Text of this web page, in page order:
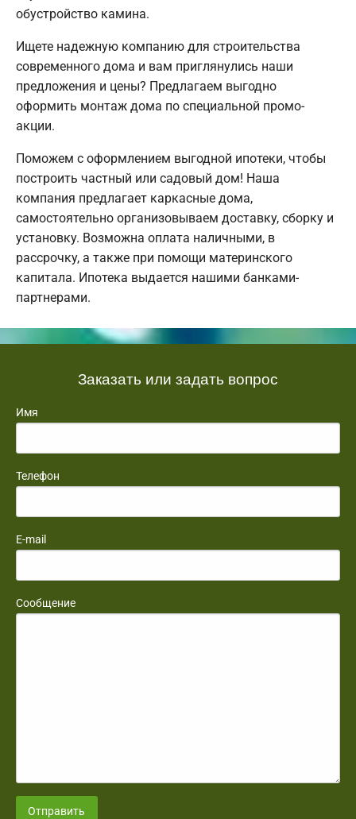
обустройство камина.
Ищете надежную компанию для строительства
современного дома и вам приглянулись наши
предложения и цены? Предлагаем выгодно
оформить монтаж дома по специальной промо-
акции.
Поможем с оформлением выгодной ипотеки, чтобы
построить частный или садовый дом! Наша
компания предлагает каркасные дома,
самостоятельно организовываем доставку, сборку и
установку. Возможна оплата наличными, в
рассрочку, а также при помощи материнского
капитала. Ипотека выдается нашими банками-
партнерами.
Заказать или задать вопрос
Имя
Телефон
E-mail
Сообщение
Отправить